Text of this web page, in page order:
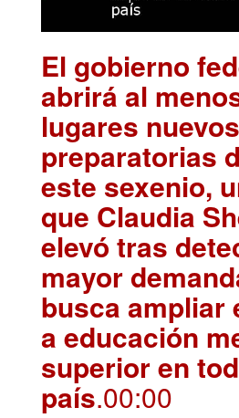
El gobierno
abrirá al
lugares
preparatorias
este sexenio,
que Claudia
elevó tras
mayor
busca ampliar
a educación
superior en
país.00:00